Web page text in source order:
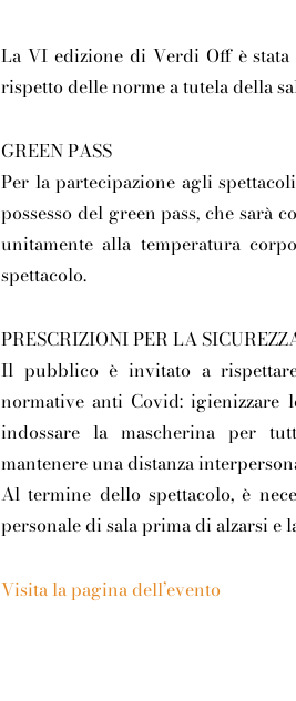
La VI edizione di Verdi Off è stata
rispetto delle norme a tutela della
GREEN PASS
Per la partecipazione agli
possesso del green pass, che sarà
unitamente alla temperatura
spettacolo.
PRESCRIZIONI PER LA
Il pubblico è invitato a
normative anti Covid: igienizzare
indossare la mascherina per
mantenere una distanza
Al termine dello spettacolo, è
personale di sala prima di alzarsi e
Visita la pagina dell’evento